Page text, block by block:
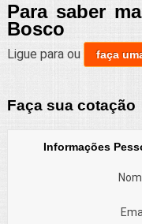
Para saber
Bosco
Ligue para ou faça
Faça sua cotação
Informações